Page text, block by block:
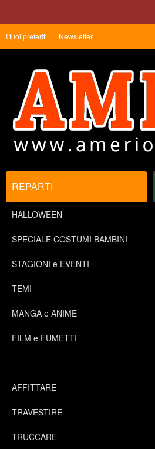
I tuoi preferiti Newsletter
REPARTI
HALLOWEEN
SPECIALE COSTUMI BAMBINI
STAGIONI e EVENTI
TEMI
MANGA e ANIME
FILM e FUMETTI
----------
AFFITTARE
TRAVESTIRE
TRUCCARE